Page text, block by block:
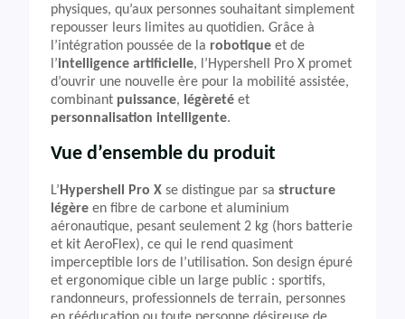
physiques, qu’aux personnes souhaitant simplement
repousser leurs limites au quotidien. Grâce à
l’intégration poussée de la robotique et de
l’intelligence artificielle, l’Hypershell Pro X promet
d’ouvrir une nouvelle ère pour la mobilité assistée,
combinant puissance, légèreté et
personnalisation intelligente.
Vue d’ensemble du produit
L’ Hypershell Pro X se distingue par sa structure
légère en fibre de carbone et aluminium
aéronautique, pesant seulement 2 kg (hors batterie
et kit AeroFlex), ce qui le rend quasiment
imperceptible lors de l’utilisation. Son design épuré
et ergonomique cible un large public : sportifs,
randonneurs, professionnels de terrain, personnes